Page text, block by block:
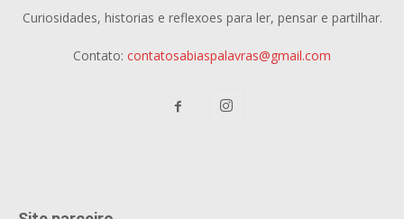
Curiosidades, historias e reflexoes para ler, pensar e partilhar.
Contato: contatosabiaspalavras@gmail.com